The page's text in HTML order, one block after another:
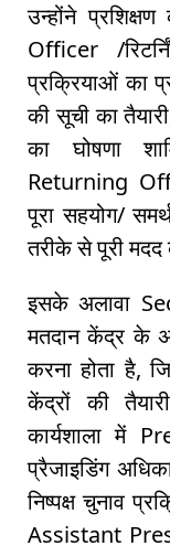
उन्होंने
Officer /
प्रक्रियाओं का
की सूची का
का घोषणा
Returning
पूरा सहयोग/
तरीके से पूरी मदद
इसके अलावा
मतदान केंद्र के
करना होता है,
केंद्रों की
कार्यशाला में
प्रैजाइडिंग
निष्पक्ष चुनाव
Assistant